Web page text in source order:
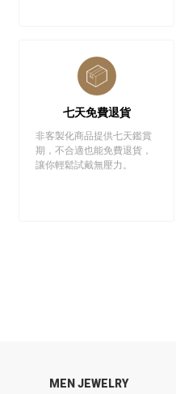
七天免費退貨
非客製化商品提供七天鑑賞
期，不合適也能免費退貨，
讓你輕鬆試戴無壓力。
MEN JEWELRY